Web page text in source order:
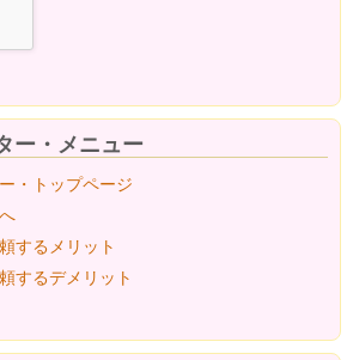
ー・メニュー
・トップページ
するメリット
するデメリット